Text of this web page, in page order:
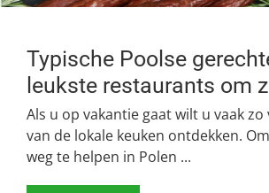
Typische Poolse
leukste restaurants om
Als u op vakantie gaat wilt u vaak
van de lokale keuken ontdekken.
weg te helpen in Polen ...